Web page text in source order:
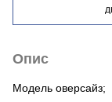
Опис
Модель оверсайз;